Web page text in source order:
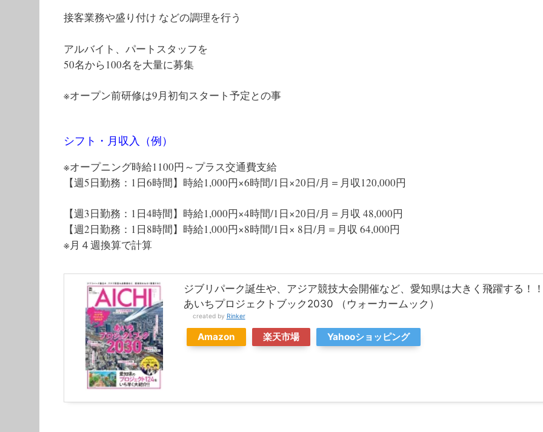
接客業務や盛り付け などの調理を行う
アルバイト、パートスタッフを
50名から100名を大量に募集
※オープン前研修は9月初旬スタート予定との事
シフト・月収入（例）
※オープニング時給1100円～プラス交通費支給
【週5日勤務：1日6時間】時給1,000円×6時間/1日×20日/月＝月収120,000円
【週3日勤務：1日4時間】時給1,000円×4時間/1日×20日/月＝月収 48,000円
【週2日勤務：1日8時間】時給1,000円×8時間/1日× 8日/月＝月収 64,000円
※月４週換算で計算
ジブリパーク誕生や、アジア競技大会開催など、愛知県は大きく飛躍する！
あいちプロジェクトブック2030 （ウォーカームック）
created by Rinker
Amazon 楽天市場 Yahooショッピング